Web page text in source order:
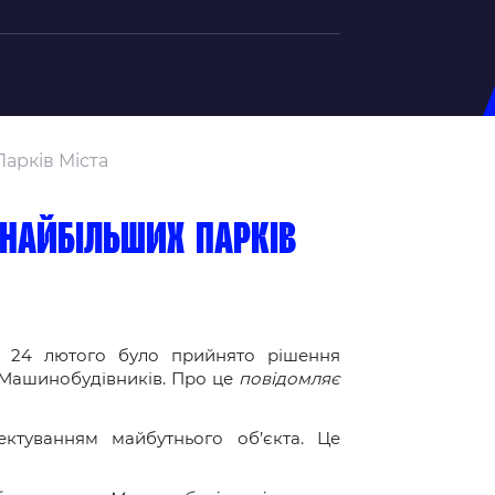
Збірної
Матчів
Штаб
Матчів
Міста
парків
24 лютого було прийнято рішення
Про це повідомляє
майбутнього об’єкта. Це